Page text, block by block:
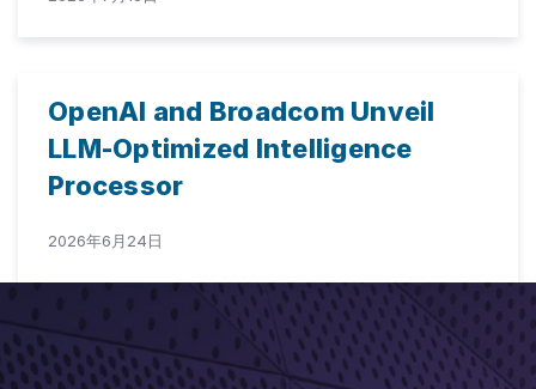
OpenAI and Broadcom Unveil
LLM-Optimized Intelligence
Processor
2026年6月24日